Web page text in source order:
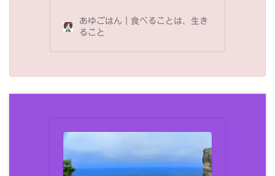
あゆごはん｜食べることは、生き
ること